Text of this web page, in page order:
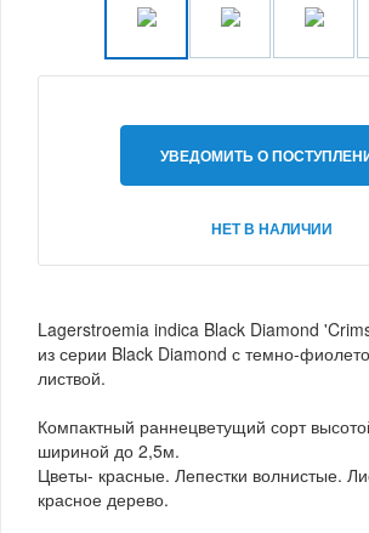
УВЕДОМИТЬ О
НЕТ В НАЛИЧИИ
Lagerstroemia indica Black Diamond
из серии Black Diamond с темно-
листвой.
Компактный раннецветущий сорт
шириной до 2,5м.
Цветы- красные. Лепестки волнистые.
красное дерево.